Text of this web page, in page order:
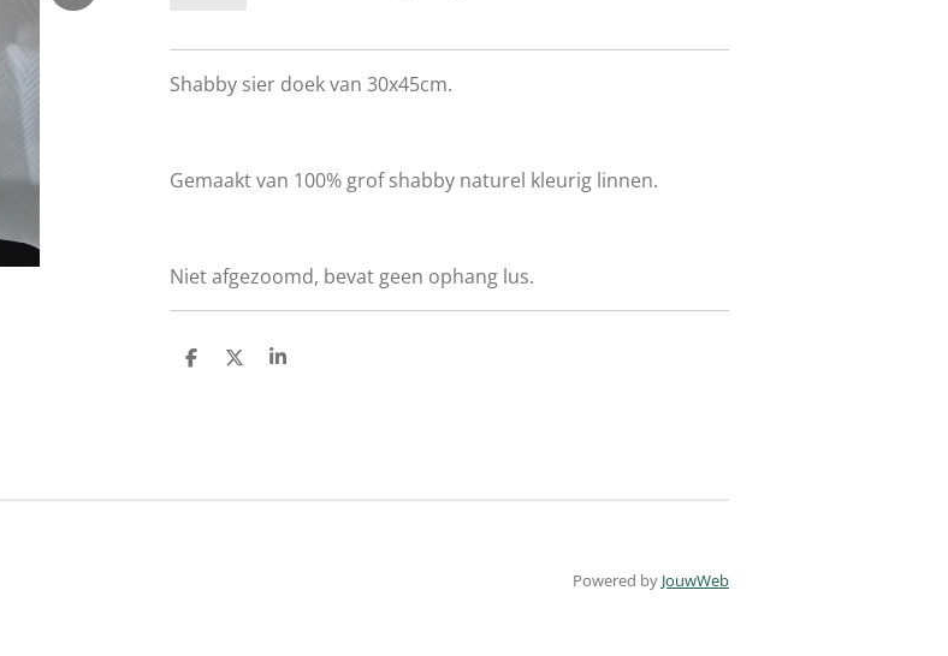
Shabby sier doek van 30x45cm.
Gemaakt van 100% grof shabby naturel kleurig linnen.
Niet afgezoomd, bevat geen ophang lus.
D
D
S
Powered by JouwWeb